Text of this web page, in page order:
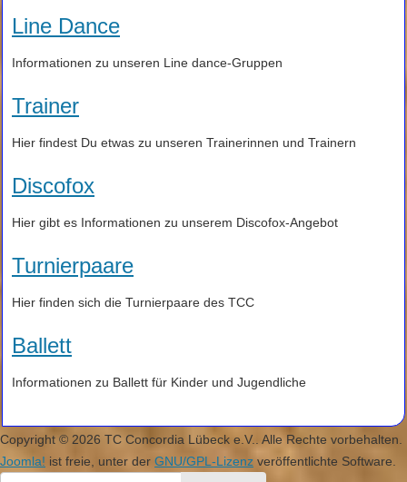
Line Dance
Informationen zu unseren Line dance-Gruppen
Trainer
Hier findest Du etwas zu unseren Trainerinnen und Trainern
Discofox
Hier gibt es Informationen zu unserem Discofox-Angebot
Turnierpaare
Hier finden sich die Turnierpaare des TCC
Ballett
Informationen zu Ballett für Kinder und Jugendliche
Copyright © 2026 TC Concordia Lübeck e.V.. Alle Rechte vorbehalten.
Joomla! ist freie, unter der GNU/GPL-Lizenz veröffentlichte Software.